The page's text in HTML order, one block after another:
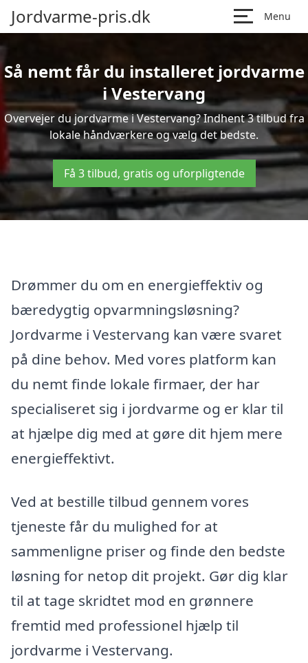
Jordvarme-pris.dk Menu
Så nemt får du installeret jordvarme
i Vestervang
Overvejer du jordvarme i Vestervang? Indhent 3 tilbud fra
lokale håndværkere og vælg det bedste.
Få 3 tilbud, gratis og uforpligtende
Drømmer du om en energieffektiv og
bæredygtig opvarmningsløsning?
Jordvarme i Vestervang kan være svaret
på dine behov. Med vores platform kan
du nemt finde lokale firmaer, der har
specialiseret sig i jordvarme og er klar til
at hjælpe dig med at gøre dit hjem mere
energieffektivt.
Ved at bestille tilbud gennem vores
tjeneste får du mulighed for at
sammenligne priser og finde den bedste
løsning for netop dit projekt. Gør dig klar
til at tage skridtet mod en grønnere
fremtid med professionel hjælp til
jordvarme i Vestervang.